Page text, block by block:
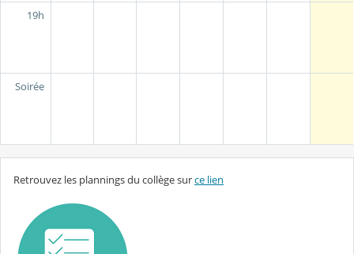
19h
Soirée
Retrouvez les plannings du collège surce lien